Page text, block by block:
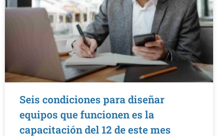
Seis condiciones para diseñar
equipos que funcionen es la
capacitación del 12 de este mes